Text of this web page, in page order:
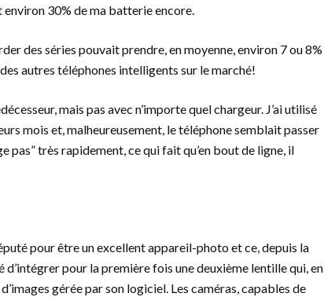
30% de ma batterie encore.
des séries pouvait prendre, en moyenne, environ 7 ou 8%
autres téléphones intelligents sur le marché!
mais pas avec n’importe quel chargeur. J’ai utilisé
mois et, malheureusement, le téléphone semblait passer
pas” très rapidement, ce qui fait qu’en bout de ligne, il
pour être un excellent appareil-photo et ce, depuis la
pour la première fois une deuxième lentille qui, en
gérée par son logiciel. Les caméras, capables de